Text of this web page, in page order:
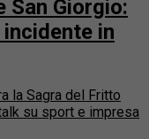
San Giorgio:
in
la Sagra del Fritto
su sport e impresa